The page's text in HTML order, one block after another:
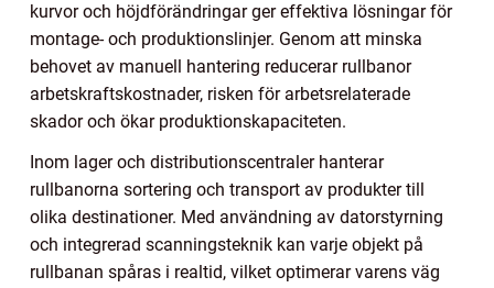
kurvor och höjdförändringar ger effektiva lösningar för
montage- och produktionslinjer. Genom att minska
behovet av manuell hantering reducerar rullbanor
arbetskraftskostnader, risken för arbetsrelaterade
skador och ökar produktionskapaciteten.
Inom lager och distributionscentraler hanterar
rullbanorna sortering och transport av produkter till
olika destinationer. Med användning av datorstyrning
och integrerad scanningsteknik kan varje objekt på
rullbanan spåras i realtid, vilket optimerar varens väg